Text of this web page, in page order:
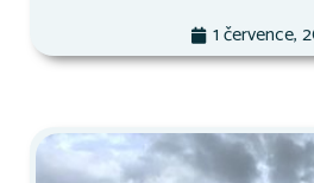
1 července,